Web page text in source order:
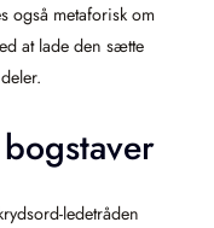
også metaforisk om
at lade den sætte
ledetråden